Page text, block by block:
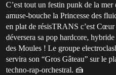
C’est tout un festin punk de la
amuse-bouche la Princesse des
en plat de résisTRANS c’est
déversera sa pop hardcore,
des Moules ! Le groupe
servira son “Gros Gâteau” sur le
techno-rap-orchestral. 🍰